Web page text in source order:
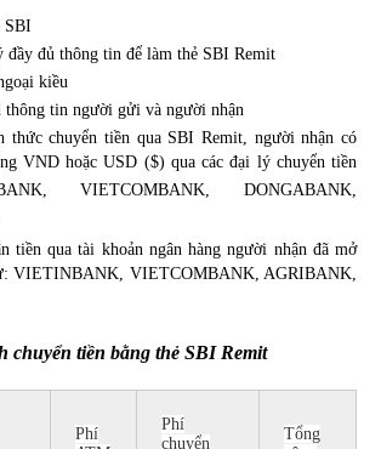
SBI
đủ thông tin để làm thẻ SBI Remit
kiều
thông tin người gửi và người nhận
chuyển tiền qua SBI Remit, người nhận có
VND hoặc USD ($) qua các đại lý chuyển tiền
VIETCOMBANK, DONGABANK,
tiền qua tài khoản ngân hàng người nhận đã mở
VIETINBANK, VIETCOMBANK, AGRIBANK,
chuyển tiền bằng thẻ SBI Remit
Phí
Phí
chuyển
Tổng